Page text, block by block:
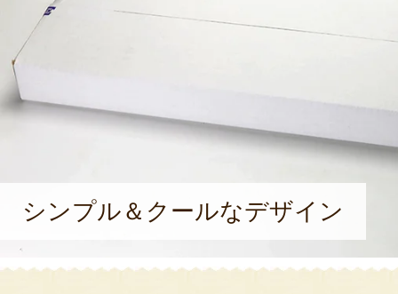
シンプル＆クールなデザイン